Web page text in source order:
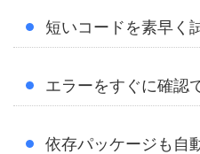
短いコードを素早く
エラーをすぐに確認
依存パッケージも自